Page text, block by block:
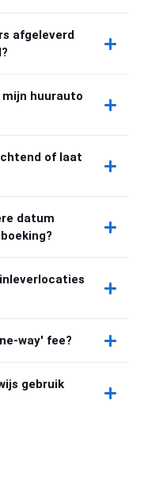
afgeleverd
mijn huurauto
of laat
datum
way' fee?
gebruik